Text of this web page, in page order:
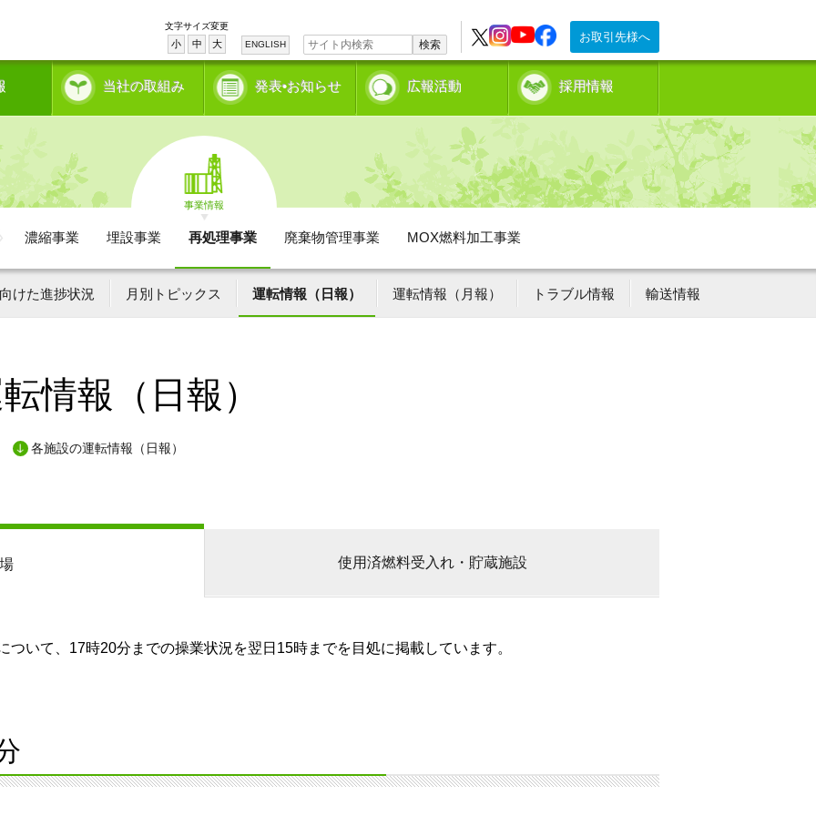
お取引先様へ
検索
文字サイズ変更
小 中 大 ENGLISH
当社の取組み 発表•お知らせ 広報活動 採用情報
事業情報
濃縮事業 埋設事業 再処理事業 廃棄物管理事業 MOX燃料加工事業
けた進捗状況 月別トピックス 運転情報（日報） 運転情報（月報） トラブル情報 輸送情報
情報（日報）
各施設の運転情報（日報）
使用済燃料受入れ・貯蔵施設
いて、17時20分までの操業状況を翌日15時までを目処に掲載しています。